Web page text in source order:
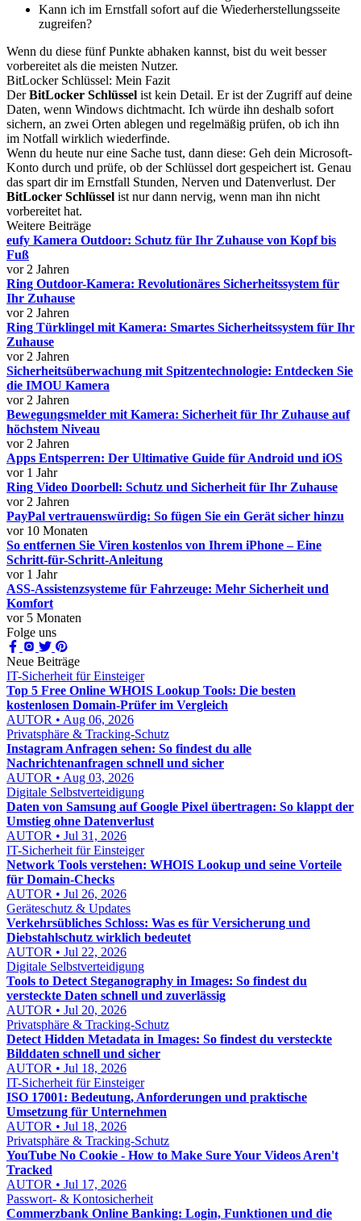
Kann ich im Ernstfall sofort auf die Wiederherstellungsseite
zugreifen?
Wenn du diese fünf Punkte abhaken kannst, bist du weit besser
vorbereitet als die meisten Nutzer.
BitLocker Schlüssel: Mein Fazit
DerBitLocker Schlüssel ist kein Detail. Er ist der Zugriff auf deine
Daten, wenn Windows dichtmacht. Ich würde ihn deshalb sofort
sichern, an zwei Orten ablegen und regelmäßig prüfen, ob ich ihn
im Notfall wirklich wiederfinde.
Wenn du heute nur eine Sache tust, dann diese: Geh dein Microsoft-
Konto durch und prüfe, ob der Schlüssel dort gespeichert ist. Genau
das spart dir im Ernstfall Stunden, Nerven und Datenverlust. Der
BitLocker Schlüssel ist nur dann nervig, wenn man ihn nicht
vorbereitet hat.
Weitere Beiträge
eufy Kamera Outdoor: Schutz für Ihr Zuhause von Kopf bis
Fuß
vor 2 Jahren
Ring Outdoor-Kamera: Revolutionäres Sicherheitssystem für
Ihr Zuhause
vor 2 Jahren
Ring Türklingel mit Kamera: Smartes Sicherheitssystem für Ihr
Zuhause
vor 2 Jahren
Sicherheitsüberwachung mit Spitzentechnologie: Entdecken Sie
die IMOU Kamera
vor 2 Jahren
Bewegungsmelder mit Kamera: Sicherheit für Ihr Zuhause auf
höchstem Niveau
vor 2 Jahren
Apps Entsperren: Der Ultimative Guide für Android und iOS
vor 1 Jahr
Ring Video Doorbell: Schutz und Sicherheit für Ihr Zuhause
vor 2 Jahren
PayPal vertrauenswürdig: So fügen Sie ein Gerät sicher hinzu
vor 10 Monaten
So entfernen Sie Viren kostenlos von Ihrem iPhone – Eine
Schritt-für-Schritt-Anleitung
vor 1 Jahr
ASS-Assistenzsysteme für Fahrzeuge: Mehr Sicherheit und
Komfort
vor 5 Monaten
Folge uns
Neue Beiträge
IT-Sicherheit für Einsteiger
Top 5 Free Online WHOIS Lookup Tools: Die besten
kostenlosen Domain-Prüfer im Vergleich
AUTOR • Aug 06, 2026
Privatsphäre & Tracking-Schutz
Instagram Anfragen sehen: So findest du alle
Nachrichtenanfragen schnell und sicher
AUTOR • Aug 03, 2026
Digitale Selbstverteidigung
Daten von Samsung auf Google Pixel übertragen: So klappt der
Umstieg ohne Datenverlust
AUTOR • Jul 31, 2026
IT-Sicherheit für Einsteiger
Network Tools verstehen: WHOIS Lookup und seine Vorteile
für Domain-Checks
AUTOR • Jul 26, 2026
Geräteschutz & Updates
Verkehrsübliches Schloss: Was es für Versicherung und
Diebstahlschutz wirklich bedeutet
AUTOR • Jul 22, 2026
Digitale Selbstverteidigung
Tools to Detect Steganography in Images: So findest du
versteckte Daten schnell und zuverlässig
AUTOR • Jul 20, 2026
Privatsphäre & Tracking-Schutz
Detect Hidden Metadata in Images: So findest du versteckte
Bilddaten schnell und sicher
AUTOR • Jul 18, 2026
IT-Sicherheit für Einsteiger
ISO 17001: Bedeutung, Anforderungen und praktische
Umsetzung für Unternehmen
AUTOR • Jul 18, 2026
Privatsphäre & Tracking-Schutz
YouTube No Cookie - How to Make Sure Your Videos Aren't
Tracked
AUTOR • Jul 17, 2026
Passwort- & Kontosicherheit
Commerzbank Online Banking: Login, Funktionen und die